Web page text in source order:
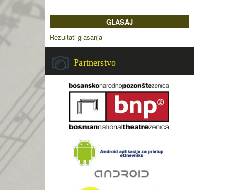
Rezultati glasanja
Partnerstvo